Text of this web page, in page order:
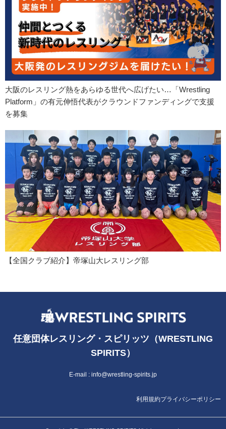
大阪のレスリング熱をあらゆる世代へ広げたい…「Wrestling
Platform」の有元伸悟代表がクラウンドファンディングで支援
を募集
【全国クラブ紹介】帝塚山大レスリング部
任意団体レスリング・スピリッツ（WRESTLING
SPIRITS）
E-mail : info@wrestling-spirits.jp
利用規約プライバシーポリシー